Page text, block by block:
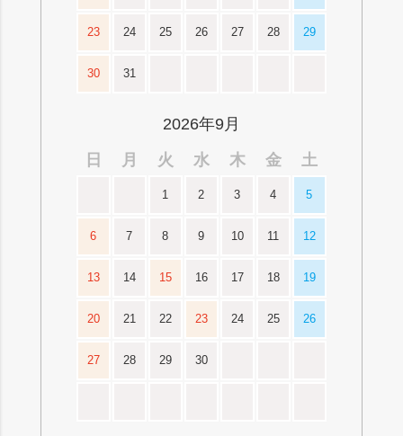
23 24 25 26 27 28 29
30 31
2026年9月
日
月 火 水 木 金 土
1 2 3 4 5
6 7 8 9 10 11 12
13 14 15 16 17 18 19
20 21 22 23 24 25 26
27 28 29 30